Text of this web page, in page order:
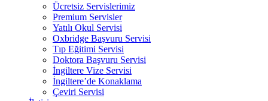
Ücretsiz Servislerimiz
Premium Servisler
Yatılı Okul Servisi
Oxbridge Başvuru Servisi
Tıp Eğitimi Servisi
Doktora Başvuru Servisi
İngiltere Vize Servisi
İngiltere’de Konaklama
Çeviri Servisi